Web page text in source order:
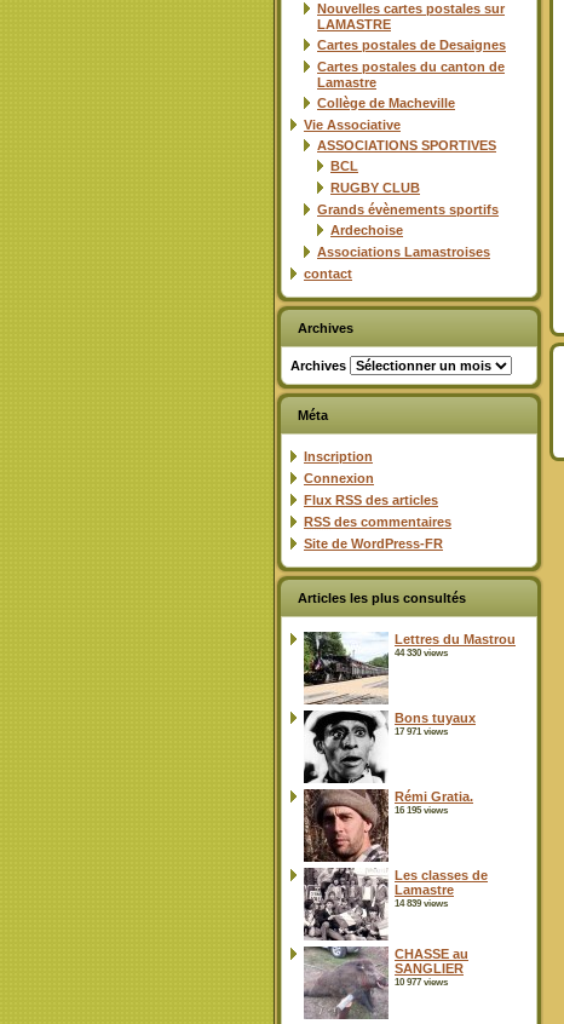
Nouvelles cartes postales sur
LAMASTRE
Cartes postales de Desaignes
Cartes postales du canton de
Lamastre
Collège de Macheville
Vie Associative
ASSOCIATIONS SPORTIVES
BCL
RUGBY CLUB
Grands évènements sportifs
Ardechoise
Associations Lamastroises
contact
Archives
Archives
Méta
Inscription
Connexion
Flux RSS des articles
RSS des commentaires
Site de WordPress-FR
Articles les plus consultés
Lettres du Mastrou
44 330 views
Bons tuyaux
17 971 views
Rémi Gratia.
16 195 views
Les classes de
Lamastre
14 839 views
CHASSE au
SANGLIER
10 977 views